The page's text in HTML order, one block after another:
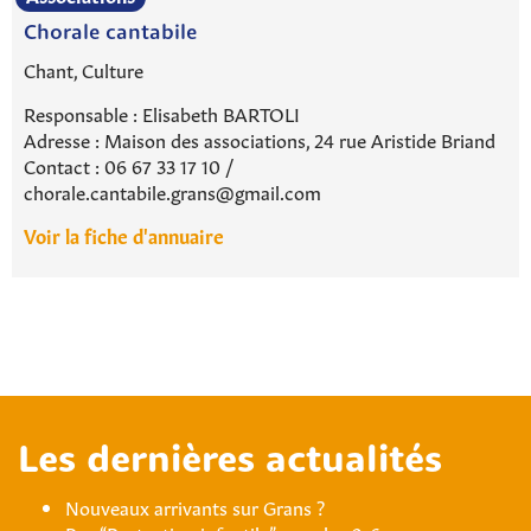
Rechercher sur le site
Chorale cantabile
Chant, Culture
Responsable : Elisabeth BARTOLI
Adresse : Maison des associations, 24 rue Aristide Briand
Contact : 06 67 33 17 10 /
chorale.cantabile.grans@gmail.com
Voir la fiche d'annuaire
Les dernières actualités
Nouveaux arrivants sur Grans ?